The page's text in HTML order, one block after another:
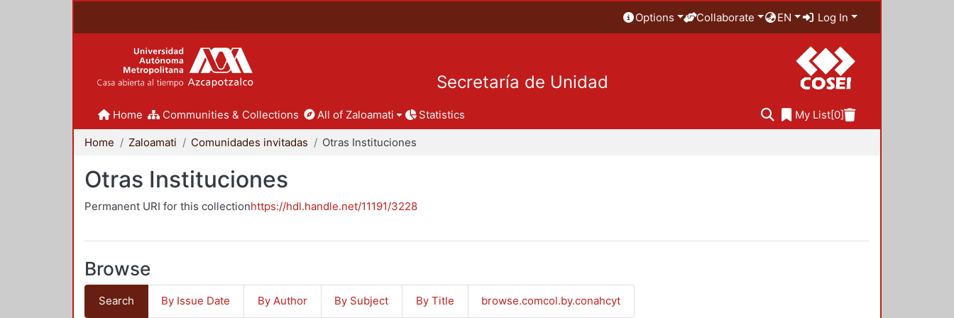
Options Collaborate EN Log In
Secretaría de Unidad
Home Communities & Collections All of Zaloamati Statistics My List[0]
Home Zaloamati Comunidades invitadas Otras Instituciones
Otras Instituciones
Permanent URI for this collectionhttps://hdl.handle.net/11191/3228
Browse
Search By Issue Date By Author By Subject By Title browse.comcol.by.conahcyt